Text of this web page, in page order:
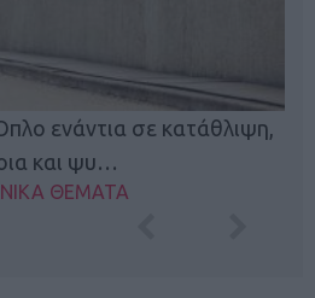
ενάντια σε κατάθλιψη,
και ψυ…
ΘΕΜΑΤΑ